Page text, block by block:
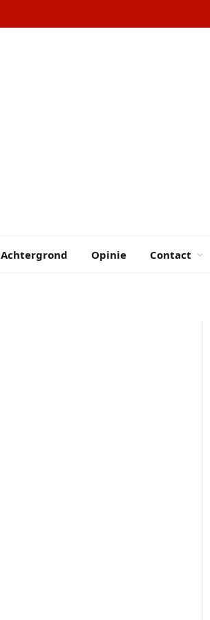
Achtergrond Opinie Contact